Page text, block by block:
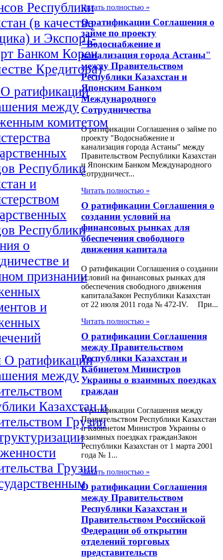
Республики
(в качестве
и Экспорт-
Банком Кореи
Кредитора)
ратификации
между
комитетом
Республики
и
Республики
о
и
признании
и
О ратификации
между
Казахстан и
Грузии
Грузии
Грузии
Читать полностью »
О ратификации Соглашения о
займе по проекту
"Водоснабжение и
канализация города Астаны"
между Правительством
Республики Казахстан и
Японским Банком
Международного
Сотрудничества
О ратификации Соглашения о займе по
проекту "Водоснабжение и
канализация города Астаны" между
Правительством Республики Казахстан
и Японским Банком Международного
Сотрудничест...
Читать полностью »
О ратификации Соглашения о
создании условий на
финансовых рынках для
обеспечения свободного
движения капитала
О ратификации Соглашения о создании
условий на финансовых рынках для
обеспечения свободного движения
капиталаЗакон Республики Казахстан
от 22 июля 2011 года № 472-IV. При...
Читать полностью »
О ратификации Соглашения
между Правительством
Республики Казахстан и
Кабинетом Министров
Украины о взаимных поездках
граждан
О ратификации Соглашения между
Правительством Республики Казахстан
и Кабинетом Министров Украины о
взаимных поездках гражданЗакон
Республики Казахстан от 1 марта 2001
года № 1...
Читать полностью »
О ратификации Соглашения
между Правительством
Республики Казахстан и
Правительством Российской
Федерации об открытии
отделений торговых
представительств